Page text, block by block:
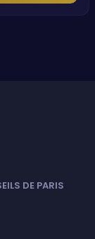
DE PARIS